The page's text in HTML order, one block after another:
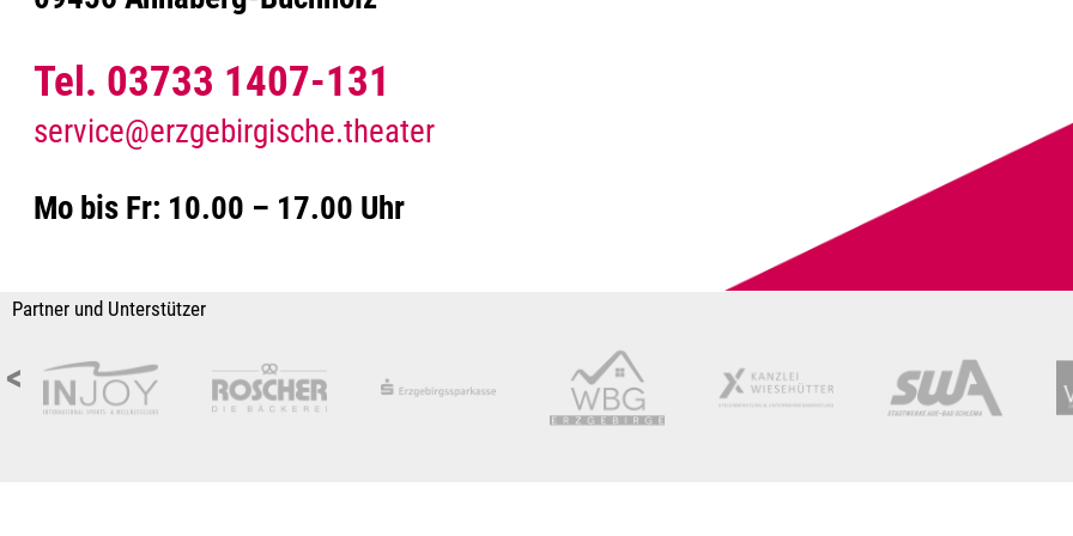
Tel. 03733 1407-131
service@erzgebirgische.theater
Mo bis Fr: 10.00 – 17.00 Uhr
Partner und Unterstützer
<